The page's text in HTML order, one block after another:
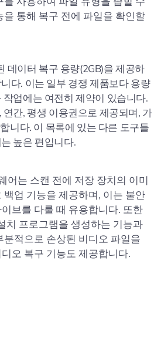
통해 복구 전에 파일을 확인할
데이터 복구 용량(2GB)을 제공하
다. 이는 일부 경쟁 제품보다 용량
업에는 여전히 제약이 있습니다.
간, 평생 이용권으로 제공되며, 가
니다. 이 목록에 있는 다른 도구들
높은 편입니다.
어는 스캔 전에 저장 장치의 이미
업 기능을 제공하며, 이는 불안
브를 다룰 때 유용합니다. 또한
치 프로그램을 생성하는 기능과
적으로 손상된 비디오 파일을
오 복구 기능도 제공합니다.